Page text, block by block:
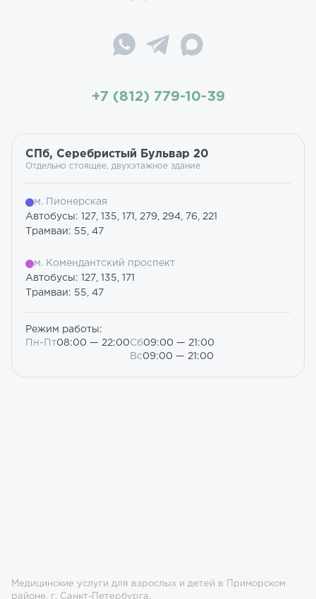
+7 (812) 779-10-39
СПб, Серебристый Бульвар 20
Отдельно стоящее, двухэтажное здание
м. Пионерская
Автобусы: 127, 135, 171, 279, 294, 76, 221
Трамваи: 55, 47
м. Комендантский проспект
Автобусы: 127, 135, 171
Трамваи: 55, 47
Режим работы:
Пн-Пт08:00 — 22:00Сб09:00 — 21:00
Вс09:00 — 21:00
Медицинские услуги для взрослых и детей в Приморском
районе, г. Санкт-Петербурга.